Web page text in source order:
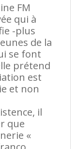
FM
qui à
-plus
de la
se font
prétend
est
et non
il
que
«